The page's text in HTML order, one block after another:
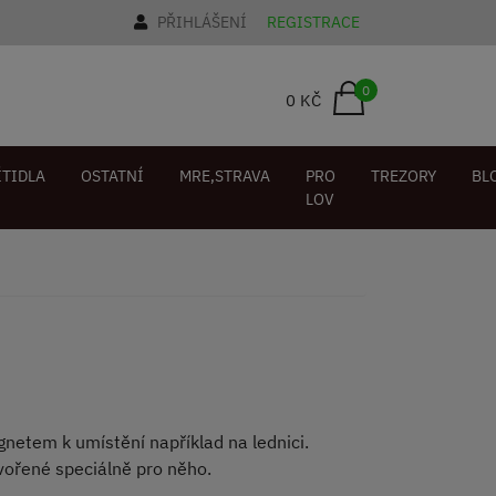
PŘIHLÁŠENÍ REGISTRACE
0 KČ 0
OSTATNÍ MRE,STRAVA
PRO
LOV
TREZORY
k umístění například na lednici.
speciálně pro něho.